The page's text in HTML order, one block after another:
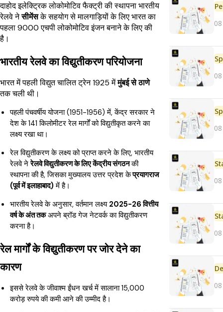
दाहोद इलेक्ट्रिक लोकोमोटिव फैक्ट्री की स्थापना भारतीय
रेलवे नेसीमेंसके सहयोग से मालगाड़ियों के लिए भारत का
पहला 9000 एचपी लोकोमोटिव इंजन बनाने के लिए की
है।
भारतीय रेलवे का विद्युतीकरण परियोजना
भारत में पहली विद्युत चालित ट्रेन 1925 मेंमुंबई से ठाणे
तक चली थी।
पहली पंचवर्षीय योजना (1951-1956) में, केंद्र सरकार ने
देश के 141 किलोमीटर रेल मार्गों को विद्युतीकृत करने का
लक्ष्य रखा था।
रेल विद्युतीकरण के लक्ष्य को प्राप्त करने के लिए, भारतीय
रेलवे नेरेलवे विद्युतीकरण के लिए केंद्रीय संगठनकी
स्थापना की है, जिसका मुख्यालय उत्तर प्रदेश केप्रयागराज
(पूर्व में इलाहाबाद) में है।
भारतीय रेलवे के अनुसार, वर्तमान लक्ष्य 2025-26 वित्तीय
वर्ष के अंत तकअपने ब्रॉड गेज नेटवर्क का विद्युतीकरण
करना है।
रेल मार्गों के विद्युतीकरण पर जोर देने का
कारण
इससे रेलवे के जीवाश्म ईंधन खर्च में सालाना 15,000
करोड़ रुपये की कमी आने की उम्मीद है।